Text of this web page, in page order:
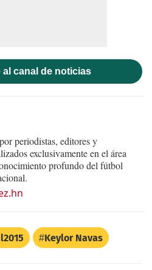
al canal de noticias
periodistas, editores y
exclusivamente en el área
profundo del fútbol
Keylor Navas